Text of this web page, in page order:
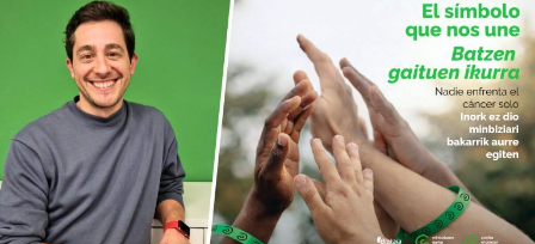
el ska, rocksteady y reggae con un mensaje de
empoderamiento. Por último, el 19 de septiembre
cerrará el cartel Latzen, uno de los referentes del
metal vasco, que regresa a los escenarios con su
nuevo álbum ‘Denboraren orbainak’, combinando la
esencia de sus inicios con una mirada actual.